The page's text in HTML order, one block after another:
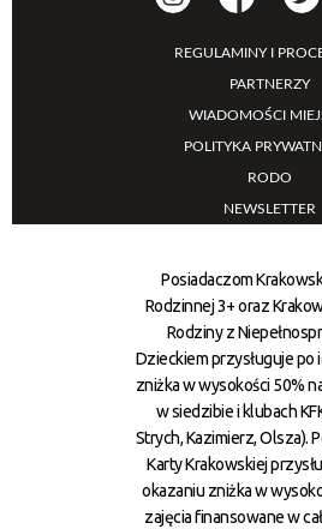
REGULAMINY I
PARTNERZY
WIADOMOŚCI
POLITYKA
RODO
NEWSLETTER
Posiadaczom
Rodzinnej 3+ oraz
Rodziny z
Dzieckiem przysługuje po
zniżka w wysokości 50%
w siedzibie i klubach
Strych, Kazimierz, Olsza).
Karty Krakowskiej
okazaniu zniżka w
zajęcia finansowane w